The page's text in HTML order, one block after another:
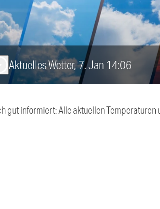
Aktuelles Wetter, 7. Jan 14:06
gut informiert: Alle aktuellen Temperaturen